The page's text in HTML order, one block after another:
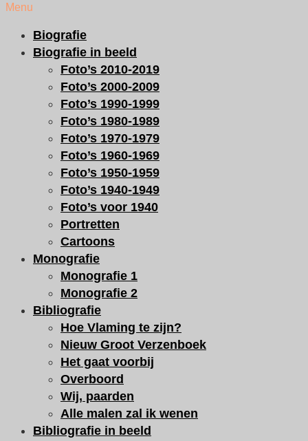
Menu
Biografie
Biografie in beeld
Foto’s 2010-2019
Foto’s 2000-2009
Foto’s 1990-1999
Foto’s 1980-1989
Foto’s 1970-1979
Foto’s 1960-1969
Foto’s 1950-1959
Foto’s 1940-1949
Foto’s voor 1940
Portretten
Cartoons
Monografie
Monografie 1
Monografie 2
Bibliografie
Hoe Vlaming te zijn?
Nieuw Groot Verzenboek
Het gaat voorbij
Overboord
Wij, paarden
Alle malen zal ik wenen
Bibliografie in beeld